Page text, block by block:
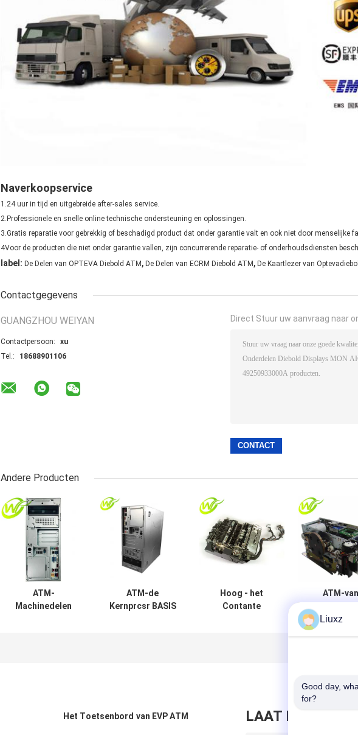
Naverkoopservice
1.24 uur in tijd en uitgebreide after-sales service.
2.Professionele en snelle online technische ondersteuning en oplossingen.
3.Gratis reparatie voor gebrekkig of beschadigd product dat onder garantie valt en ook niet door menselijke
4Voor de producten die niet onder garantie vallen, zijn concurrerende reparatie- of onderhoudsdiensten
label: De Delen van OPTEVA Diebold ATM, De Delen van ECRM Diebold ATM, De Kaartlezer van
Contactgegevens
GUANGZHOU WEIYAN
Contactpersoon:
xu
Tel.:
18688901106
Direct Stuur uw aanvraag naar
Andere Producten
ATM-
Machinedelen
ATM-de
Kernprcsr BASIS
Hoog - het
Contante
ATM-van
Slimme
Het Toetsenbord van EVP ATM LAAT BERICHT
Liuxz
Good day,
for?